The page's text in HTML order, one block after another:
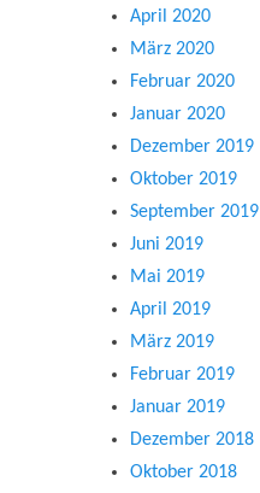
April 2020
März 2020
Februar 2020
Januar 2020
Dezember 2019
Oktober 2019
September 2019
Juni 2019
Mai 2019
April 2019
März 2019
Februar 2019
Januar 2019
Dezember 2018
Oktober 2018